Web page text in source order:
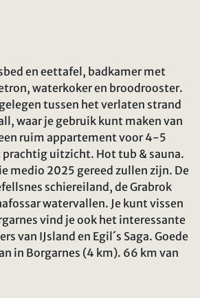
en eettafel, badkamer met
waterkoker en broodrooster.
tussen het verlaten strand
waar je gebruik kunt maken van
ruim appartement voor 4-5
prachtig uitzicht. Hot tub & sauna.
medio 2025 gereed zullen zijn. De
schiereiland, de Grabrok
watervallen. Je kunt vissen
vind je ook het interessante
van IJsland en Egil´s Saga. Goede
in Borgarnes (4 km). 66 km van